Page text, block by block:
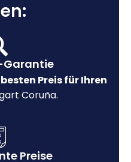
Garantie
besten Preis für Ihren
Coruña.
Preise